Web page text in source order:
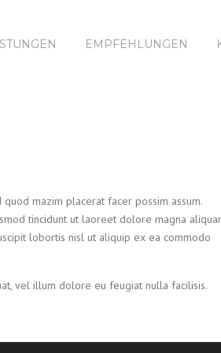
EMPFEHLUNGEN
mazim placerat facer possim assum.
tincidunt ut laoreet dolore magna
lobortis nisl ut aliquip ex ea commodo
vel illum dolore eu feugiat nulla facilisis.